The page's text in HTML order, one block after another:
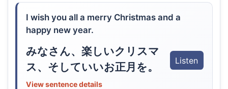
I wish you all a merry Christmas and a
happy new year.
みなさん、楽しいクリスマ
ス、そしていいお正月を。
Listen
View sentence details